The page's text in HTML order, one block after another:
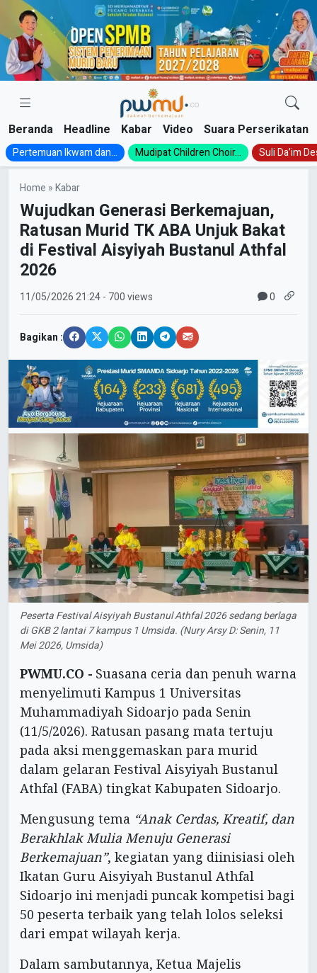
Skip
content
Beranda Headline Kabar Video Suara Perserikatan
Pertemuan Ikwam dan... Mudipat Children Choir... Suli Da’im
Home »Kabar
Wujudkan Generasi Berkemajuan,
Ratusan Murid TK ABA Unjuk Bakat
di Festival Aisyiyah Bustanul Athfal
2026
11/05/202621:24- 700 views 0
Bagikan :
Peserta Festival Aisyiyah Bustanul Athfal 2026 sedang berlaga
di GKB 2 lantai 7 kampus 1 Umsida. (Nury Arsy D: Senin, 11
Mei 2026, Umsida)
PWMU.CO - Suasana ceria dan penuh warna
menyelimuti Kampus 1 Universitas
Muhammadiyah Sidoarjo pada Senin
(11/5/2026). Ratusan pasang mata tertuju
pada aksi menggemaskan para murid
dalam gelaran Festival Aisyiyah Bustanul
Athfal (FABA) tingkat Kabupaten Sidoarjo.
Mengusung tema “Anak Cerdas, Kreatif, dan
Berakhlak Mulia Menuju Generasi
Berkemajuan”, kegiatan yang diinisiasi oleh
Ikatan Guru Aisyiyah Bustanul Athfal
Sidoarjo ini menjadi puncak kompetisi bagi
50 peserta terbaik yang telah lolos seleksi
dari empat wilayah kerja.
Dalam sambutannya, Ketua Majelis